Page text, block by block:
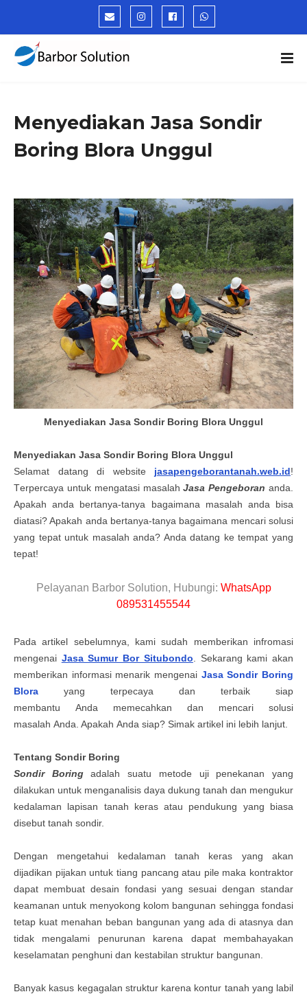
Menyediakan Jasa Sondir
Boring Blora Unggul
Menyediakan Jasa Sondir Boring Blora Unggul
Menyediakan Jasa Sondir Boring Blora Unggul
Selamat datang di website jasapengeborantanah.web.id!
Terpercaya untuk mengatasi masalah Jasa Pengeboran anda.
Apakah anda bertanya-tanya bagaimana masalah anda bisa
diatasi? Apakah anda bertanya-tanya bagaimana mencari solusi
yang tepat untuk masalah anda? Anda datang ke tempat yang
tepat!
Pelayanan Barbor Solution, Hubungi: WhatsApp
089531455544
Pada artikel sebelumnya, kami sudah memberikan infromasi
mengenai Jasa Sumur Bor Situbondo . Sekarang kami akan
memberikan informasi menarik mengenai Jasa Sondir Boring
Blora
yang terpecaya dan terbaik siap
membantu Anda memecahkan dan mencari solusi
masalah Anda . Apakah Anda siap? Simak artikel ini lebih lanjut.
Tentang Sondir Boring
Sondir Boringadalah suatu metode uji penekanan yang
dilakukan untuk menganalisis daya dukung tanah dan mengukur
kedalaman lapisan tanah keras atau pendukung yang biasa
disebut tanah sondir.
Dengan mengetahui kedalaman tanah keras yang akan
dijadikan pijakan untuk tiang pancang atau pile maka kontraktor
dapat membuat desain fondasi yang sesuai dengan standar
keamanan untuk menyokong kolom bangunan sehingga fondasi
tetap kuat menahan beban bangunan yang ada di atasnya dan
tidak mengalami penurunan karena dapat membahayakan
keselamatan penghuni dan kestabilan struktur bangunan
Banyak kasus kegagalan struktur karena kontur tanah yang labil